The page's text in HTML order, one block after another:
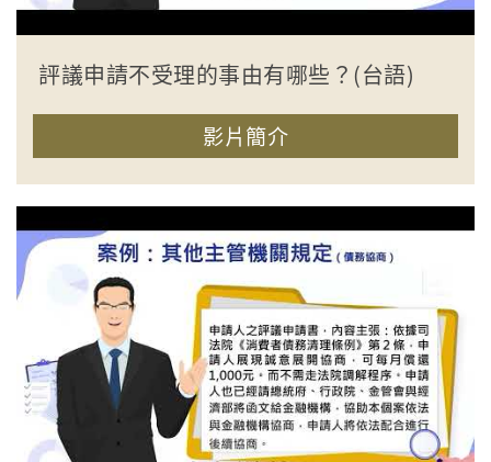
評議申請不受理的事由有哪些？(台語)
影片簡介
收合簡介